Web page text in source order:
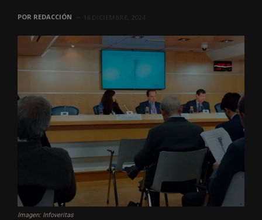
POR REDACCIÓN
Imagen: Infoveritas